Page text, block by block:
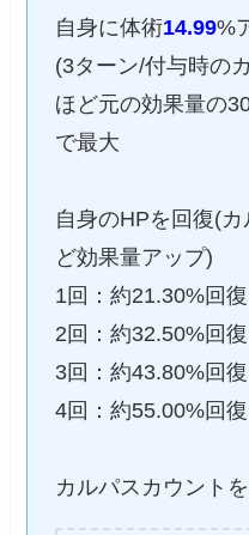
自身に体術14.99%
(3ターン/付与時の
ほど元の効果量の
で最大
自身のHPを回復(
ど効果量アップ)
1回：約21.30%回復
2回：約32.50%回復
3回：約43.80%回復
4回：約55.00%回
カルパスカウント